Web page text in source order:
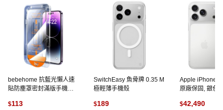
bebehome 抗藍光懶人速
貼防塵罩密封滿版手機玻
$113
SwitchEasy 魚骨牌 0.35 M
極輕薄手機殼
$189
Apple iPhone
原廠保固, 銀色,
$42,490